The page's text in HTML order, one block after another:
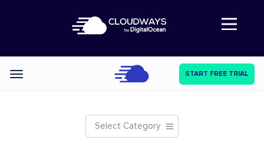
Abre a navegação
Categories START FREE TRIAL
Select Category